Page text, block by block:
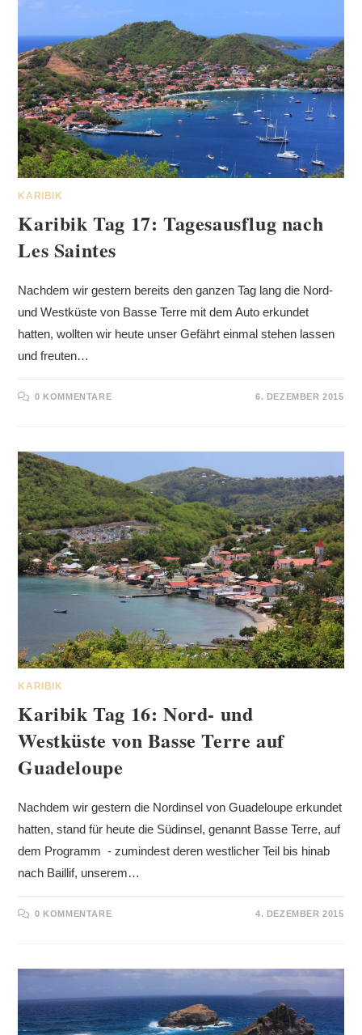
KARIBIK
Karibik Tag 17: Tagesausflug nach
Les Saintes
Nachdem wir gestern bereits den ganzen Tag lang die Nord-
und Westküste von Basse Terre mit dem Auto erkundet
hatten, wollten wir heute unser Gefährt einmal stehen lassen
und freuten…
0 KOMMENTARE 6. DEZEMBER 2015
KARIBIK
Karibik Tag 16: Nord- und
Westküste von Basse Terre auf
Guadeloupe
Nachdem wir gestern die Nordinsel von Guadeloupe erkundet
hatten, stand für heute die Südinsel, genannt Basse Terre, auf
dem Programm - zumindest deren westlicher Teil bis hinab
nach Baillif, unserem…
0 KOMMENTARE 4. DEZEMBER 2015